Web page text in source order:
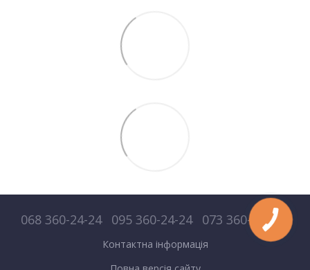
068 360-24-24 095 360-24-24 073 360-24-24
Контактна інформація